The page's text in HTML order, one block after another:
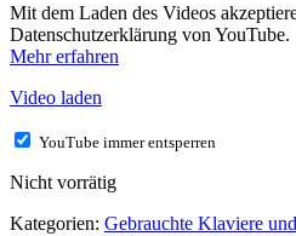
Mit dem Laden des Videos
Datenschutzerklärung von YouTube.
Mehr erfahren
Video laden
YouTube immer entsperren
Nicht vorrätig
Kategorien: Gebrauchte Klaviere